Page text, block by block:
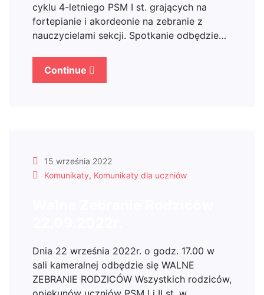
cyklu 4-letniego PSM I st. grających na
fortepianie i akordeonie na zebranie z
nauczycielami sekcji. Spotkanie odbędzie…
Continue
15 września 2022
Komunikaty, Komunikaty dla uczniów
Dnia 22 września 2022r. o godz. 17.00 w
sali kameralnej odbędzie się WALNE
ZEBRANIE RODZICÓW Wszystkich rodziców,